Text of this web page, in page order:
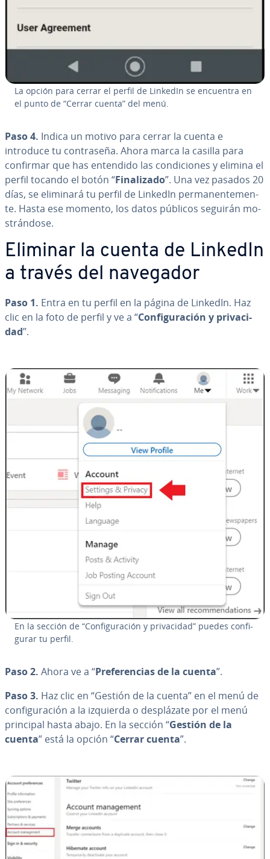
La opción para cerrar el perfil de LinkedIn se encuentra en
el punto de “Cerrar cuenta” del menú.
Paso 4. Indica un motivo para cerrar la cuenta e
introduce tu co­n­tra­se­ña. Ahora marca la casilla para
confirmar que has entendido las co­n­di­cio­nes y elimina el
perfil tocando el botón “Fi­na­li­za­do”. Una vez pasados 20
días, se eliminará tu perfil de LinkedIn pe­r­ma­ne­n­te­me­n­
te. Hasta ese momento, los datos públicos seguirán mo­
s­trá­n­do­se.
Eliminar la cuenta de LinkedIn
a través del navegador
Paso 1. Entra en tu perfil en la página de LinkedIn. Haz
clic en la foto de perfil y ve a “Co­n­fi­gu­ra­ción y pri­va­ci­
dad”.
En la sección de “Co­n­fi­gu­ra­ción y pri­va­ci­dad” puedes co­n­fi­
gu­rar tu perfil.
Paso 2. Ahora ve a “Pre­fe­re­n­cias de la cuenta”.
Paso 3. Haz clic en “Gestión de la cuenta” en el menú de
co­n­fi­gu­ra­ción a la izquierda o de­s­plá­za­te por el menú
principal hasta abajo. En la sección “Gestión de la
cuenta” está la opción “Cerrar cuenta”.